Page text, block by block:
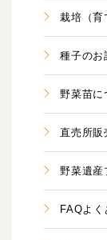
栽培（育
種子のお
野菜苗に
直売所販
野菜遺産
FAQよ